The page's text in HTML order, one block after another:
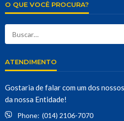
O QUE VOCÊ PROCURA?
ATENDIMENTO
Gostaria de falar com um dos
da nossa Entidade!
Phone: (014) 2106-7070